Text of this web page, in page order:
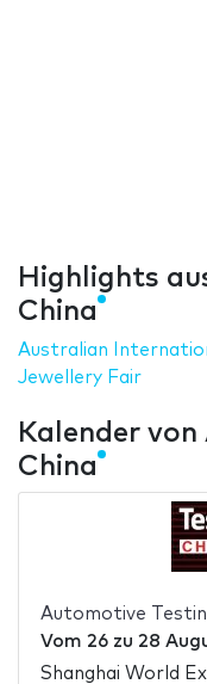
Highlights
China
Australian
Jewellery Fair
Kalender
China
Automotive
Vom 26zu 28
Shanghai World